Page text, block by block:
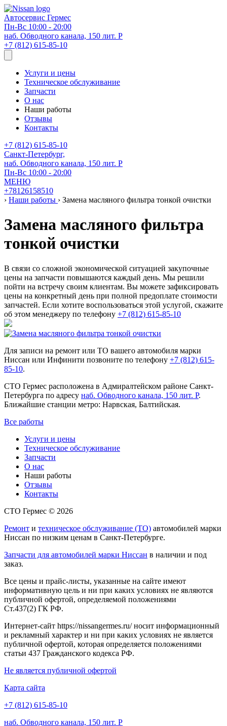
Автосервис Гермес
Пн-Вс 10:00 - 20:00
наб. Обводного канала, 150 лит. Р
+7 (812) 615-85-10
Услуги и цены
Техническое обслуживание
Запчасти
О нас
Наши работы
Отзывы
Контакты
+7 (812) 615-85-10
Санкт-Петербург,
наб. Обводного канала, 150 лит. Р
Пн-Вс 10:00 - 20:00
МЕНЮ
+78126158510
› Наши работы › Замена масляного фильтра тонкой очистки
Замена масляного фильтра
тонкой очистки
В связи со сложной экономической ситуацией закупочные
цены на запчасти повышаются каждый день. Мы решили
пойти на встречу своим клиентам. Вы можете зафиксировать
цены на конкретный день при полной предоплате стоимости
запчастей. Если хотите воспользоваться этой услугой, скажите
об этом менеджеру по телефону +7 (812) 615-85-10
Для записи на ремонт или ТО вашего автомобиля марки
Ниссан или Инфинити позвоните по телефону +7 (812) 615-
85-10.
СТО Гермес расположена в Адмиралтейском районе Санкт-
Петербурга по адресу наб. Обводного канала, 150 лит. Р.
Ближайшие станции метро: Нарвская, Балтийская.
Все работы
Услуги и цены
Техническое обслуживание
Запчасти
О нас
Наши работы
Отзывы
Контакты
СТО Гермес © 2026
Ремонт и техническое обслуживание (ТО) автомобилей марки
Ниссан по низким ценам в Санкт-Петербурге.
Запчасти для автомобилей марки Ниссан в наличии и под
заказ.
Все цены и прайс-листы, указанные на сайте имеют
информативную цель и ни при каких условиях не являются
публичной офертой, определяемой положениями
Ст.437(2) ГК РФ.
Интернет-сайт https://nissangermes.ru/ носит информационный
и рекламный характер и ни при каких условиях не является
публичной офертой, которая определяется положениями
статьи 437 Гражданского кодекса РФ.
Не является публичной офертой
Карта сайта
+7 (812) 615-85-10
наб. Обводного канала, 150 лит. Р